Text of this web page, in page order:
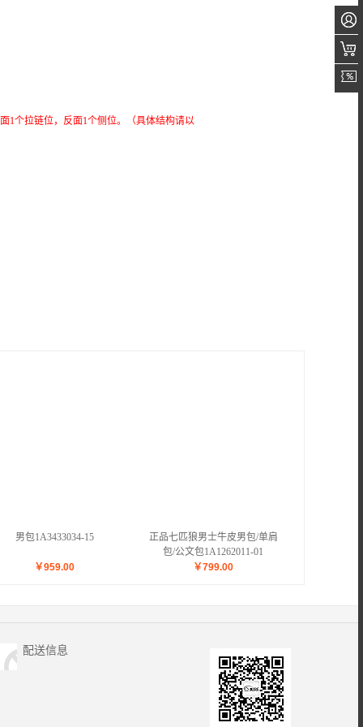
个拉链位，反面1个侧位。（具体结构请以
男包1A3433034-15
￥959.00
正品七匹狼男士牛皮男包/单肩
包/公文包1A1262011-01
￥799.00
配送信息